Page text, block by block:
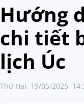
Hướng
chi tiết
lịch Úc
Thứ Hai, 19/05/2025,